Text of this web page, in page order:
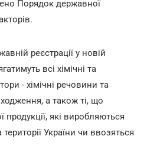
Порядок державної
реєстрації у новій
всі хімічні та
- хімічні речовини та
а також ті, що
продукції, які виробляються
України чи ввозяться